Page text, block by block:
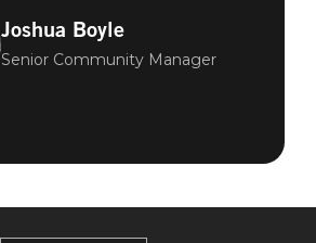
Joshua Boyle
Senior Community Manager